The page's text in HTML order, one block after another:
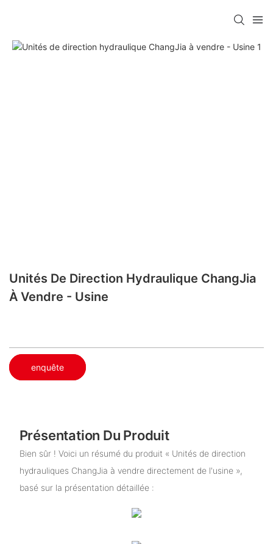
Unités De Direction Hydraulique ChangJia
À Vendre - Usine
enquête
Présentation Du Produit
Bien sûr ! Voici un résumé du produit « Unités de direction
hydrauliques ChangJia à vendre directement de l'usine »,
basé sur la présentation détaillée :